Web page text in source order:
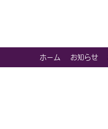
ホーム お知らせ